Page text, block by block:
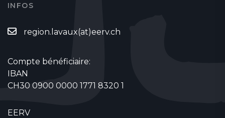
INFOS
region.lavaux(at)eerv.ch
Compte bénéficiaire:
IBAN
CH30 0900 0000 1771 8320 1
EERV